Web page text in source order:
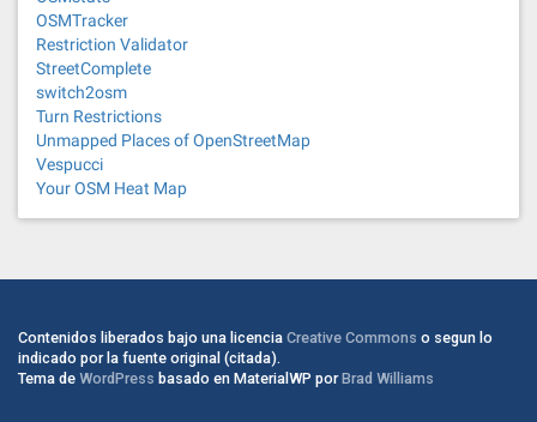
OSMTracker
Restriction Validator
StreetComplete
switch2osm
Turn Restrictions
Unmapped Places of OpenStreetMap
Vespucci
Your OSM Heat Map
Contenidos liberados bajo una licencia Creative Commons o segun lo
indicado por la fuente original (citada).
Tema de WordPress basado en MaterialWP porBrad Williams